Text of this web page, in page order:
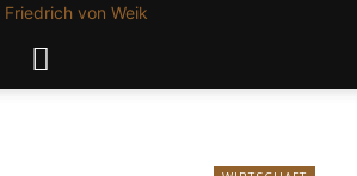
Friedrich von Weik